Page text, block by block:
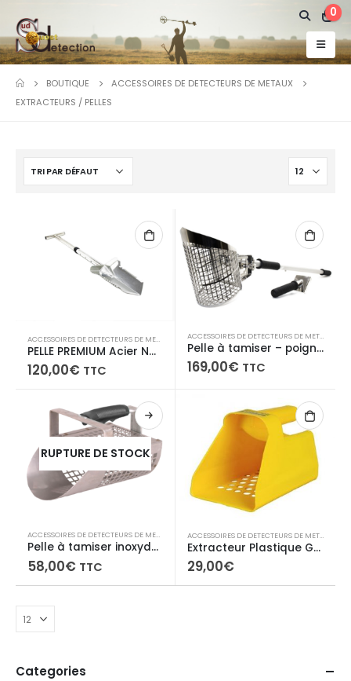
0
BOUTIQUE
ACCESSOIRES DE DETECTEURS DE METAUX
EXTRACTEURS / PELLES
ACCESSOIRES DE DETECTEURS DE METAUX EXTRACTEURS / PELLES
PELLE PREMIUM Acier NOKTA MAKRO
120,00€ TTC
ACCESSOIRES DE DETECTEURS DE METAUX
Pelle à tamiser – poignée – manche amovible NOKTA MAKRO
169,00€ TTC
RUPTURE DE STOCK
ACCESSOIRES DE DETECTEURS DE METAUX EXTRACTEURS / PELLES
Pelle à tamiser inoxydable Garrett
58,00€ TTC
ACCESSOIRES DE DETECTEURS DE METAUX
Extracteur Plastique GARRETT
29,00€
Categories